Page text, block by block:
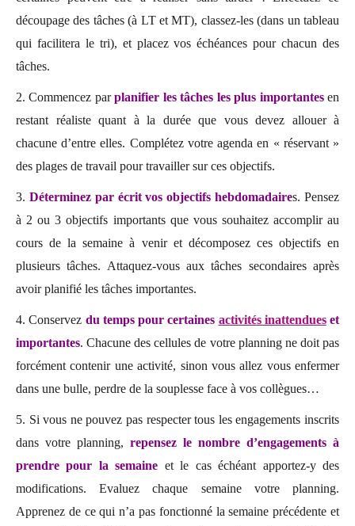
découpage des tâches (à LT et MT), classez-les (dans un tableau
qui facilitera le tri), et placez vos échéances pour chacun des
tâches.
2. Commencez parplanifier les tâches les plus importantesen
restant réaliste quant à la durée que vous devez allouer à
chacune d’entre elles. Complétez votre agenda en « réservant »
des plages de travail pour travailler sur ces objectifs.
3. Déterminez par écrit vos objectifs hebdomadaires. Pensez
à 2 ou 3 objectifs importants que vous souhaitez accomplir au
cours de la semaine à venir et décomposez ces objectifs en
plusieurs tâches. Attaquez-vous aux tâches secondaires après
avoir planifié les tâches importantes.
4. Conservez du temps pour certaines activités inattendueset
importantes. Chacune des cellules de votre planning ne doit pas
forcément contenir une activité, sinon vous allez vous enfermer
dans une bulle, perdre de la souplesse face à vos collègues…
5. Si vous ne pouvez pas respecter tous les engagements inscrits
dans votre planning, repensez le nombre d’engagements à
prendre pour la semaine et le cas échéant apportez-y des
modifications. Evaluez chaque semaine votre planning.
Apprenez de ce qui n’a pas fonctionné la semaine précédente et